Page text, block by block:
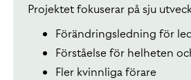
Projektet fokuserar på sju
Förändringsledning för
Förståelse för helheten
Fler kvinnliga förare